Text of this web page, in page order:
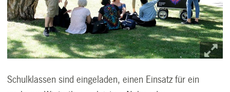
Schulklassen sind eingeladen, einen Einsatz für ein